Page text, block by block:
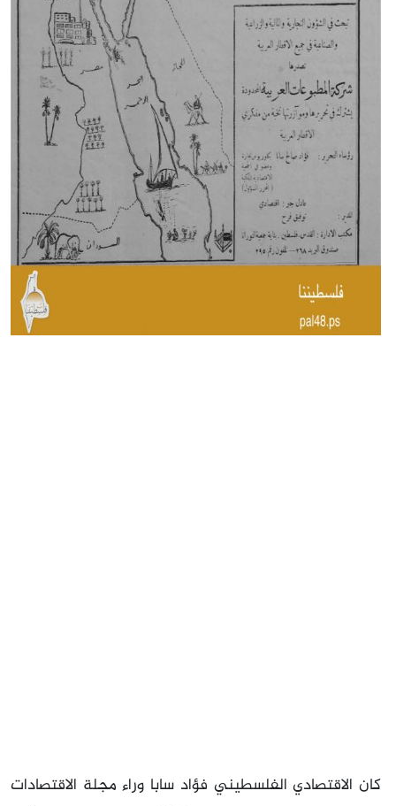
كان الاقتصادي الفلسطيني فؤاد سابا وراء مجلة الاقتصادات